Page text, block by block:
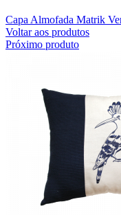
Capa Almofada Matrik
Voltar aos produtos
Próximo produto